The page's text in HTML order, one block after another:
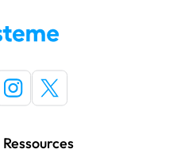
Ressources